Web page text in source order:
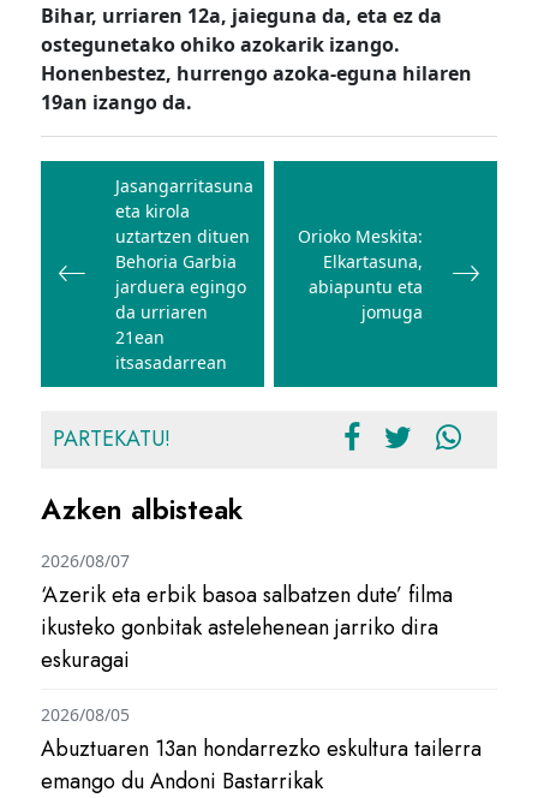
Bihar, urriaren 12a, jaieguna da, eta ez da
ostegunetako ohiko azokarik izango.
Honenbestez, hurrengo azoka-eguna hilaren
19an izango da.
Bidalketetan
zehar
nabigatu
Jasangarritasuna
eta kirola
uztartzen dituen
Behoria Garbia
jarduera egingo
da urriaren
21ean
itsasadarrean
Orioko Meskita:
Elkartasuna,
abiapuntu eta
jomuga
PARTEKATU!
Azken albisteak
‘Azerik eta erbik basoa salbatzen dute’ filma
ikusteko gonbitak astelehenean jarriko dira
eskuragai
2026/08/07
Abuztuaren 13an hondarrezko eskultura tailerra
emango du Andoni Bastarrikak
2026/08/05